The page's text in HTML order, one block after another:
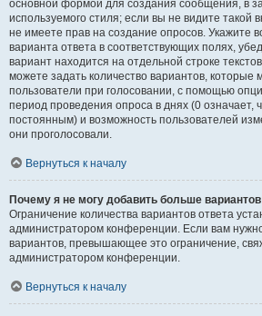
основной формой для создания сообщения, в
используемого стиля; если вы не видите такой
не имеете прав на создание опросов. Укажите
варианта ответа в соответствующих полях,
вариант находится на отдельной строке
можете задать количество вариантов, которые
пользователи при голосовании, с помощью
период проведения опроса в днях (0 означает,
постоянным) и возможность пользователей
они проголосовали.
Вернуться к началу
Почему я не могу добавить больше вариантов
Ограничение количества вариантов ответа
администратором конференции. Если вам
вариантов, превышающее это ограничение,
администратором конференции.
Вернуться к началу